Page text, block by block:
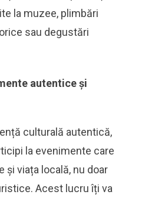
la muzee, plimbări
sau degustări
autentice și
culturală autentică,
la evenimente care
și viața locală, nu doar
Acest lucru îți va